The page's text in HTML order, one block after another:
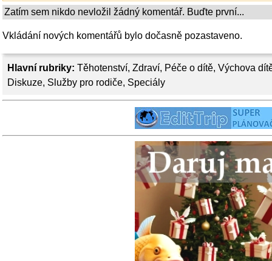
Hlavní rubriky: Těhotenství, Zdraví, Péče o dítě, Výchova
Diskuze, Služby pro rodiče, Speciály
Zatím sem nikdo nevložil žádný komentář. Buďte první...
Vkládání nových komentářů bylo dočasně pozastaveno.